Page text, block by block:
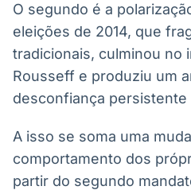
O segundo é a
eleições de 2014, que
tradicionais, culminou no
Rousseff e produziu um
desconfiança
A isso se soma uma
comportamento dos
partir do segundo